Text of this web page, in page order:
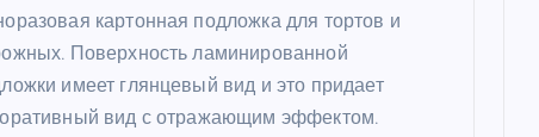
картонная подложка для тортов и
Поверхность ламинированной
имеет глянцевый вид и это придает
вид с отражающим эффектом.